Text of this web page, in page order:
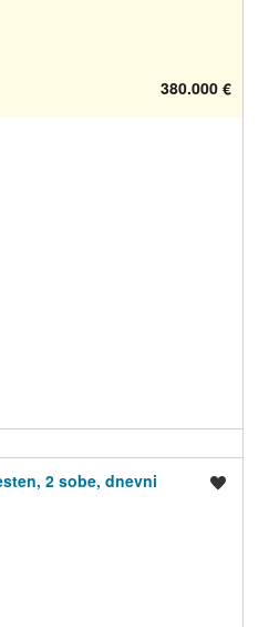
380.000 €
2 sobe, dnevni